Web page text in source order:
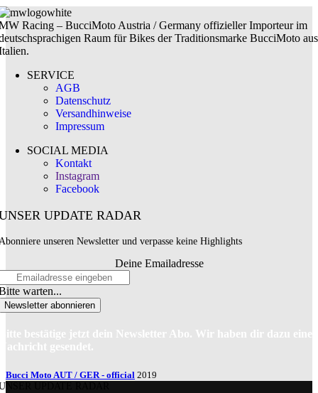
Racing – BucciMoto Austria / Germany offizieller Importeur im
Raum für Bikes der Traditionsmarke BucciMoto aus
SERVICE
AGB
Datenschutz
Versandhinweise
Impressum
SOCIAL MEDIA
Kontakt
Instagram
Facebook
UPDATE RADAR
unseren Newsletter und verpasse keine Highlights
Deine Emailadresse
warten...
Newsletter abonnieren
bestätige jetzt dein Newsletter Abo. Wir haben dir dazu eine
gesendet.
Bucci Moto AUT / GER - official 2019
UPDATE RADAR